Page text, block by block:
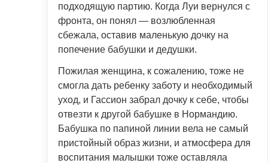
подходящую партию. Когда Луи вернулся с
фронта, он понял — возлюбленная
сбежала, оставив маленькую дочку на
попечение бабушки и дедушки.
Пожилая женщина, к сожалению, тоже не
смогла дать ребенку заботу и необходимый
уход, и Гассион забрал дочку к себе, чтобы
отвезти к другой бабушке в Нормандию.
Бабушка по папиной линии вела не самый
пристойный образ жизни, и атмосфера для
воспитания малышки тоже оставляла